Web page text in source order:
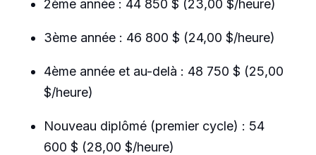
2ème année : 44 850 $ (23,00 $/heure)
3ème année : 46 800 $ (24,00 $/heure)
4ème année et au-delà : 48 750 $ (25,00
$/heure)
Nouveau diplômé (premier cycle) : 54
600 $ (28,00 $/heure)